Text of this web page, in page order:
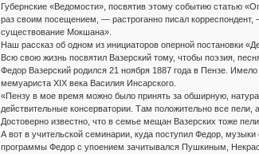
Губернские «Ведомости», посвятив этому событию статью
раз своим посещением, — растроганно писал
существование Мокшана».
Наш рассказ об одном из инициаторов оперной постановки
Всю свою жизнь посвятил Вазерский тому, чтобы поэзия,
Федор Вазерский родился 21 ноября 1887 года в Пензе.
мемуариста XIX века Василия Инсарского.
«Пензу в мое время можно было принять за обширную,
действительные консерватории. Там положительно все
Достоверно известно, что в семье мещан Вазерских тоже
А вот в учительской семинарии, куда поступил Федор,
программы Федор с упоением зачитывался Пушкиным,